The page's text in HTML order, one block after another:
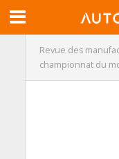
Revue des
championnat du